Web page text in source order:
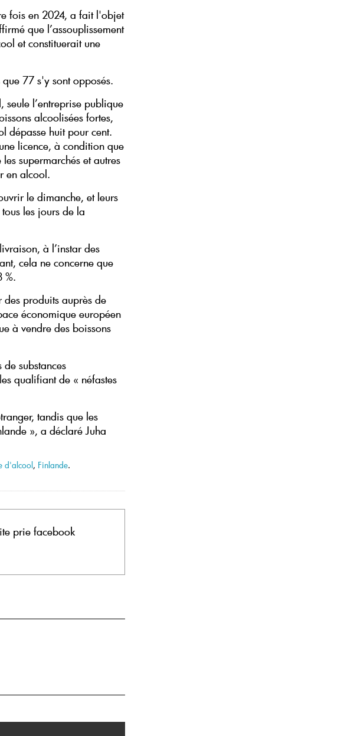
fois en 2024, a fait l'objet
que l’assouplissement
et constituerait une
77 s'y sont opposés.
l’entreprise publique
alcoolisées fortes,
dépasse huit pour cent.
licence, à condition que
supermarchés et autres
en alcool.
le dimanche, et leurs
les jours de la
à l’instar des
cela ne concerne que
%.
des produits auprès de
économique européen
à vendre des boissons
substances
qualifiant de « néfastes
tandis que les
», a déclaré Juha
d'alcool, Finlande.
prie facebook